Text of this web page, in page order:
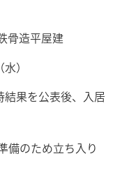
骨造平屋建
）
果を公表後、入居
備のため立ち入り